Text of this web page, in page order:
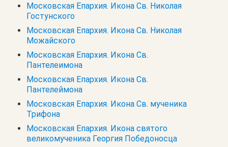
Московская Епархия. Икона Св. Николая
Гостунского
Московская Епархия. Икона Св. Николая
Можайского
Московская Епархия. Икона Св.
Пантелеимона
Московская Епархия. Икона Св.
Пантелеймона
Московская Епархия. Икона Св. мученика
Трифона
Московская Епархия. Икона святого
великомученика Георгия Победоносца